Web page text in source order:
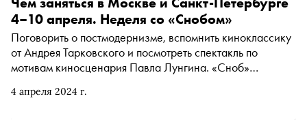
4 апреля 2024 г.
4–10 апреля. Неделя со «Снобом»
Поговорить о постмодернизме, вспомнить киноклассику
от Андрея Тарковского и посмотреть спектакль по
мотивам киносценария Павла Лунгина. «Сноб»
ближайшей неделе